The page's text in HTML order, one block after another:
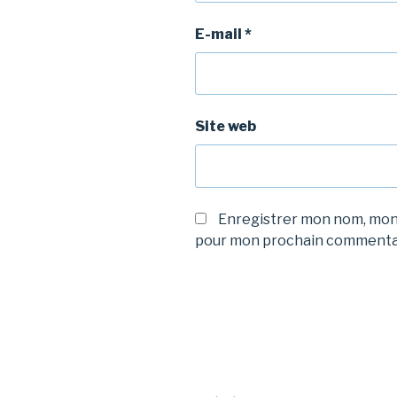
E-mail *
Site web
Enregistrer mon nom,
pour mon prochain